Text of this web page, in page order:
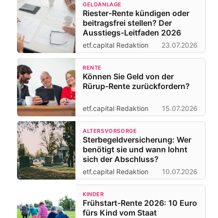
GELDANLAGE
Riester-Rente kündigen oder
beitragsfrei stellen? Der
Ausstiegs-Leitfaden 2026
etf.capital Redaktion 23.07.2026
RENTE
Können Sie Geld von der
Rürup-Rente zurückfordern?
etf.capital Redaktion 15.07.2026
ALTERSVORSORGE
Sterbegeldversicherung: Wer
benötigt sie und wann lohnt
sich der Abschluss?
etf.capital Redaktion 10.07.2026
KINDER
Frühstart-Rente 2026: 10 Euro
fürs Kind vom Staat